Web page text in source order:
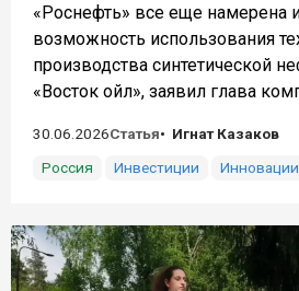
«Роснефть» все еще намерена
возможность использования
производства синтетической
«Восток ойл», заявил глава
30.06.2026Статья
Игнат Казаков
Россия
Инвестиции Инновации